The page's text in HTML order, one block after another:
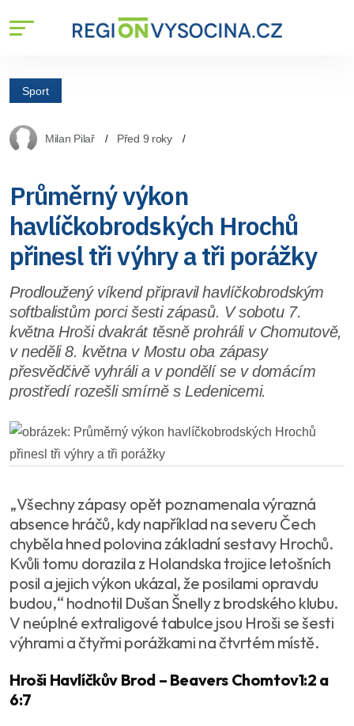
Sport
Milan Pilař Před 9 roky
Průměrný výkon
havlíčkobrodských Hrochů
přinesl tři výhry a tři porážky
Prodloužený víkend připravil havlíčkobrodským
softbalistům porci šesti zápasů. V sobotu 7.
května Hroši dvakrát těsně prohráli v Chomutově,
v neděli 8. května v Mostu oba zápasy
přesvědčivě vyhráli a v pondělí se v domácím
prostředí rozešli smírně s Ledenicemi.
„Všechny zápasy opět poznamenala výrazná
absence hráčů, kdy například na severu Čech
chyběla hned polovina základní sestavy Hrochů.
Kvůli tomu dorazila z Holandska trojice letošních
posil a jejich výkon ukázal, že posilami opravdu
budou,“ hodnotil Dušan Šnelly z brodského klubu.
V neúplné extraligové tabulce jsou Hroši se šesti
výhrami a čtyřmi porážkami na čtvrtém místě.
Hroši Havlíčkův Brod – Beavers Chomtov1:2 a
6:7